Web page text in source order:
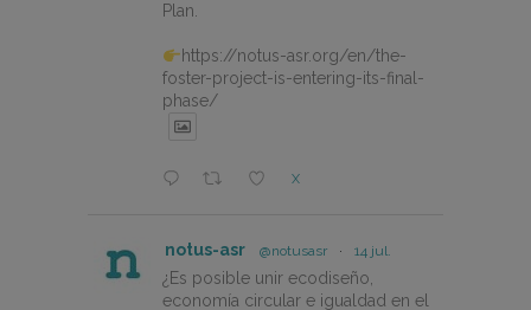
Plan.
https://notus-asr.org/en/the-
foster-project-is-entering-its-final-
phase/
X
notus-asr @notusasr · 14 jul.
¿Es posible unir ecodiseño,
economía circular e igualdad en el